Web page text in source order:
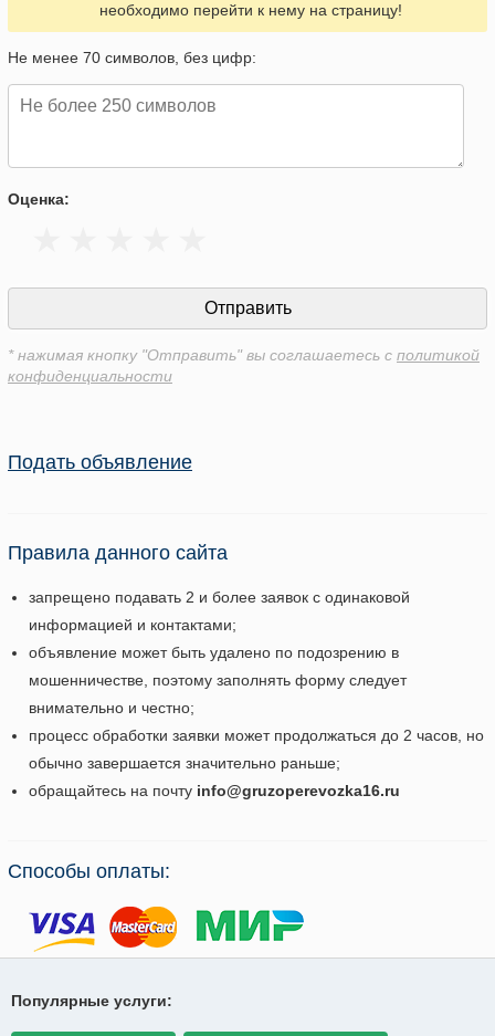
необходимо перейти к нему на страницу!
Не менее 70 символов, без цифр:
Оценка:
* нажимая кнопку "Отправить" вы соглашаетесь с политикой
конфиденциальности
Подать объявление
Правила данного сайта
запрещено подавать 2 и более заявок с одинаковой
информацией и контактами;
объявление может быть удалено по подозрению в
мошенничестве, поэтому заполнять форму следует
внимательно и честно;
процесс обработки заявки может продолжаться до 2 часов, но
обычно завершается значительно раньше;
обращайтесь на почту info@gruzoperevozka16.ru
Способы оплаты:
Популярные услуги: